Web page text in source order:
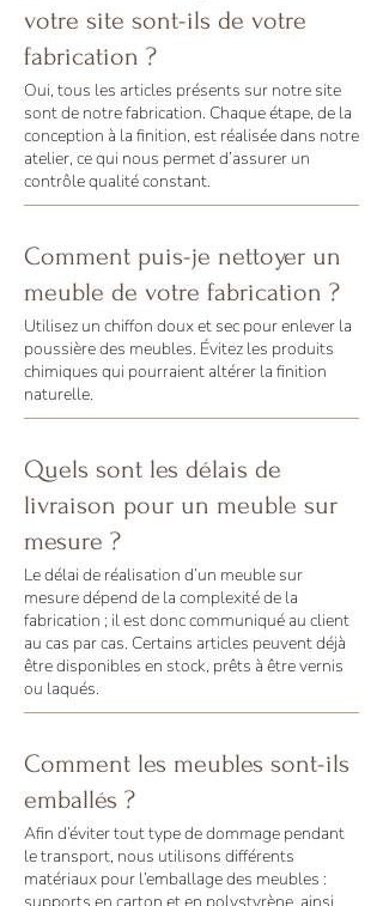
votre site sont-ils de votre
fabrication ?
Oui, tous les articles présents sur notre site
sont de notre fabrication. Chaque étape, de la
conception à la finition, est réalisée dans notre
atelier, ce qui nous permet d’assurer un
contrôle qualité constant.
Comment puis-je nettoyer un
meuble de votre fabrication ?
Utilisez un chiffon doux et sec pour enlever la
poussière des meubles. Évitez les produits
chimiques qui pourraient altérer la finition
naturelle.
Quels sont les délais de
livraison pour un meuble sur
mesure ?
Le délai de réalisation d’un meuble sur
mesure dépend de la complexité de la
fabrication ; il est donc communiqué au client
au cas par cas. Certains articles peuvent déjà
être disponibles en stock, prêts à être vernis
ou laqués.
Comment les meubles sont-ils
emballés ?
Afin d’éviter tout type de dommage pendant
le transport, nous utilisons différents
matériaux pour l’emballage des meubles :